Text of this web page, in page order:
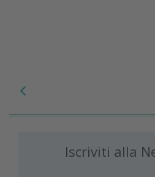
Iscriviti alla